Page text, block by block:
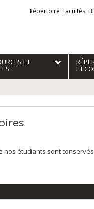
Liens
externes
Répertoire Facultés
ET
nos étudiants sont